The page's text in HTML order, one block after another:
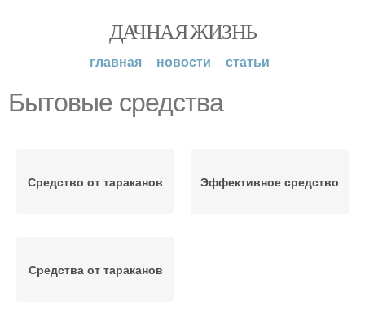
ДАЧНАЯ ЖИЗНЬ
главная новости статьи
Бытовые средства
Средство от тараканов Эффективное средство
Средства от тараканов